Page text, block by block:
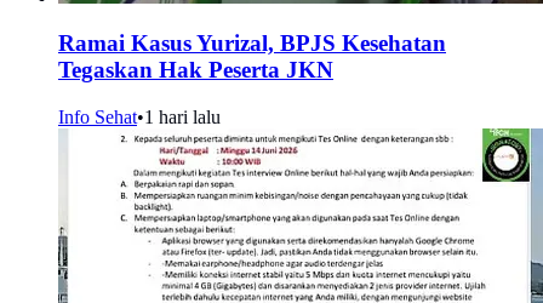
Ramai Kasus Yurizal, BPJS Kesehatan
Tegaskan Hak Peserta JKN
Info Sehat•1 hari lalu